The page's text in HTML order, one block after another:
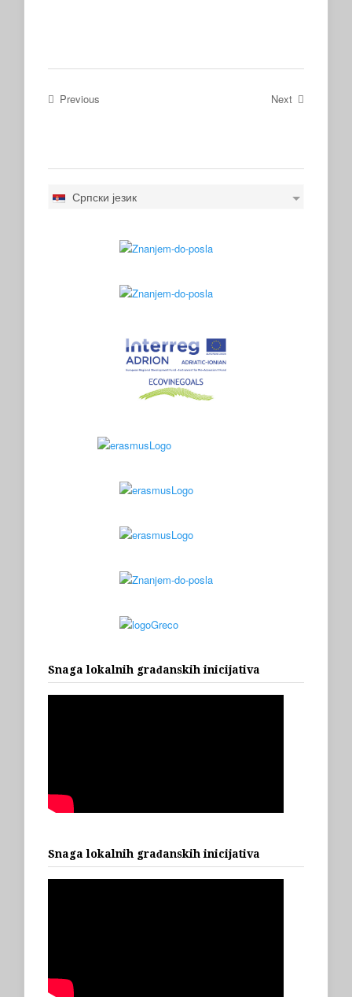
Previous Next
Српски језик
Snaga lokalnih građanskih inicijativa
Snaga lokalnih građanskih inicijativa